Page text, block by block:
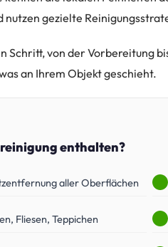
nutzen gezielte
Schritt, von der Vorbereitung
an Ihrem Objekt geschieht.
enthalten?
aller Oberflächen
Fliesen, Teppichen